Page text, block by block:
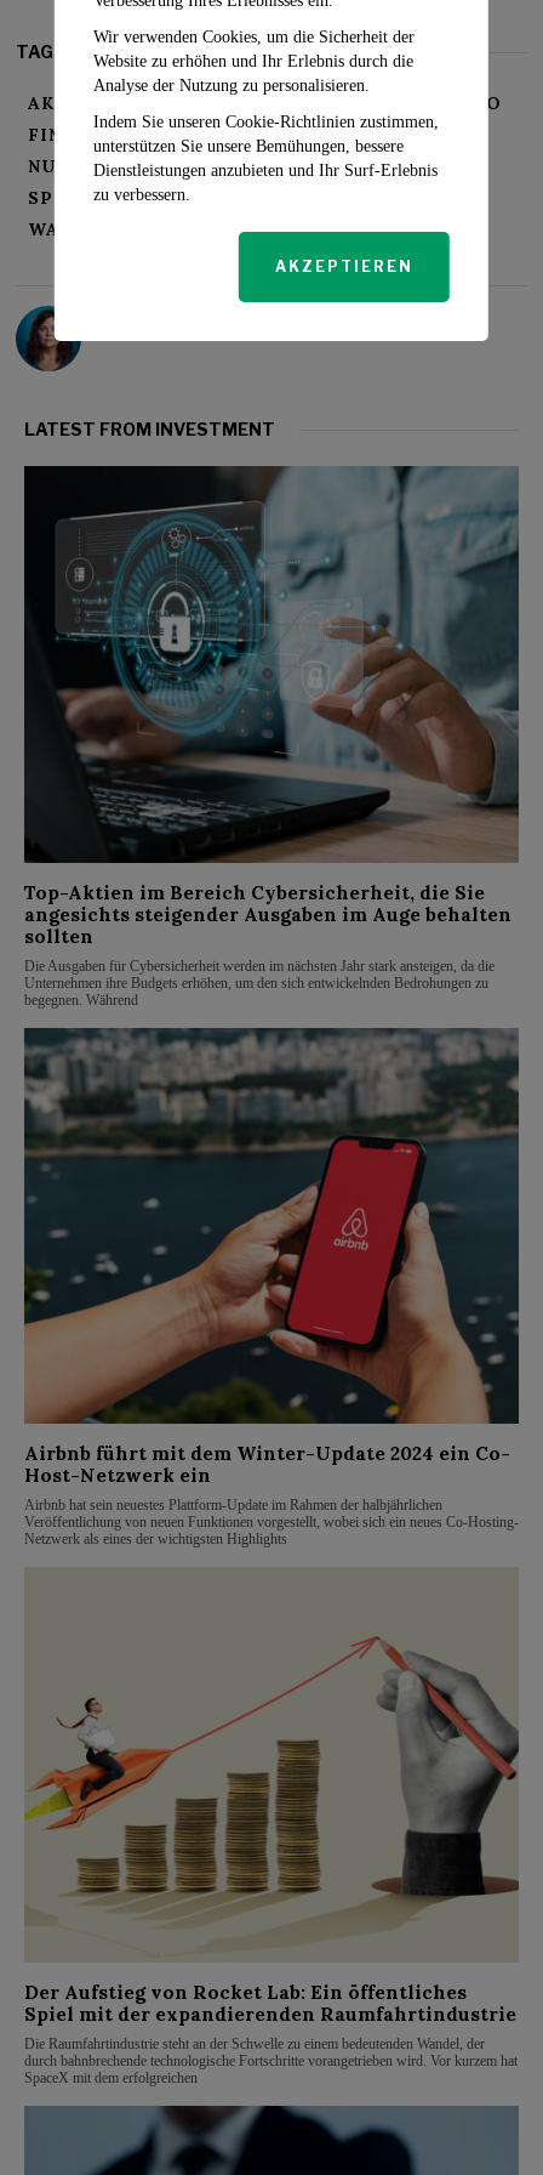
TAGS:
AKTIENKURS
DUOLINGO
FINANZIELLE LEISTUNG
KI-AUSWIRKUNGEN
NUTZERBINDUNG
PREMIUM-ABONNEMENTS
SPIELERISCHES LERNEN
WACHSTUM DER EINNAHMEN
LATEST FROM INVESTMENT
Top-Aktien im Bereich Cybersicherheit, die Sie
angesichts steigender Ausgaben im Auge behalten
sollten
Die Ausgaben für Cybersicherheit werden im nächsten Jahr stark ansteigen, da die
Unternehmen ihre Budgets erhöhen, um den sich entwickelnden Bedrohungen zu
begegnen. Während
Airbnb führt mit dem Winter-Update 2024 ein Co-
Host-Netzwerk ein
Airbnb hat sein neuestes Plattform-Update im Rahmen der halbjährlichen
Veröffentlichung von neuen Funktionen vorgestellt, wobei sich ein neues Co-Hosting-
Netzwerk als eines der wichtigsten Highlights
Der Aufstieg von Rocket Lab: Ein öffentliches
Spiel mit der expandierenden Raumfahrtindustrie
Die Raumfahrtindustrie steht an der Schwelle zu einem bedeutenden Wandel, der
durch bahnbrechende technologische Fortschritte vorangetrieben wird. Vor kurzem hat
SpaceX mit dem erfolgreichen
Wir verwenden Cookies, um die Sicherheit der
Website zu erhöhen und Ihr Erlebnis durch die
Analyse der Nutzung zu personalisieren.
Indem Sie unseren Cookie-Richtlinien zustimmen,
unterstützen Sie unsere Bemühungen, bessere
Dienstleistungen anzubieten und Ihr Surf-Erlebnis
zu verbessern.
AKZEPTIEREN